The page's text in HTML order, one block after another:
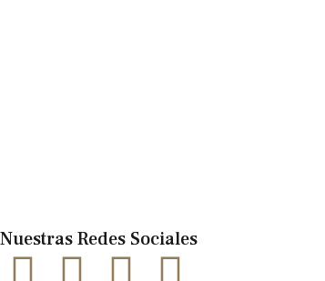
Nuestras Redes Sociales